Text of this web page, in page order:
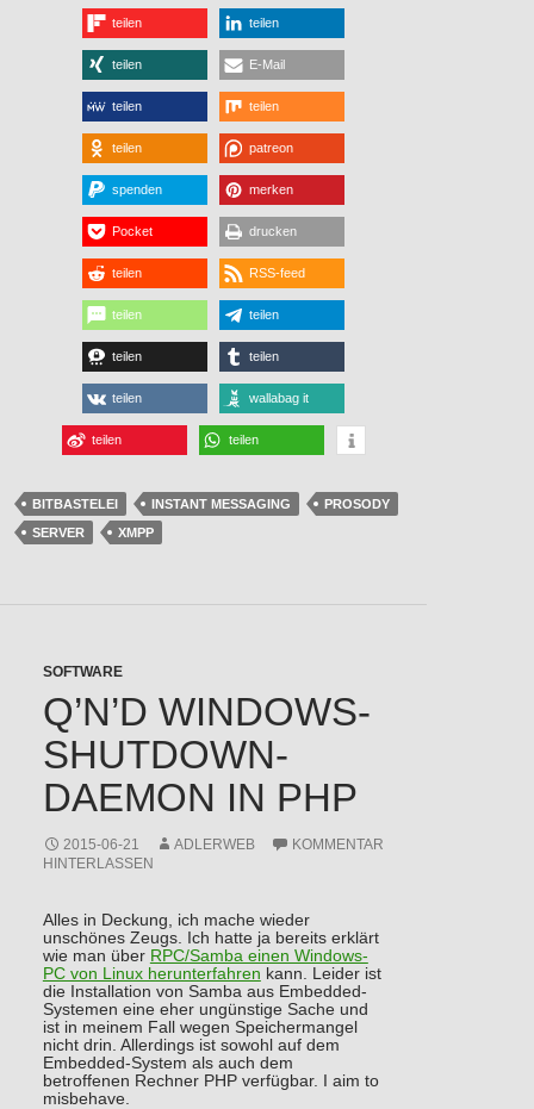
teilen teilen
teilen E-Mail
teilen teilen
teilen patreon
spenden merken
Pocket drucken
teilen RSS-feed
teilen teilen
teilen teilen
teilen wallabag it
teilen teilen
BITBASTELEI INSTANT MESSAGING
PROSODY
SERVER
XMPP
SOFTWARE
Q’N’D WINDOWS-
SHUTDOWN-
DAEMON IN PHP
2015-06-21 ADLERWEB
KOMMENTAR
HINTERLASSEN
Alles in Deckung, ich mache wieder
unschönes Zeugs. Ich hatte ja bereits erklärt
wie man über RPC/Samba einen Windows-
PC von Linux herunterfahren kann. Leider ist
die Installation von Samba aus Embedded-
Systemen eine eher ungünstige Sache und
ist in meinem Fall wegen Speichermangel
nicht drin. Allerdings ist sowohl auf dem
Embedded-System als auch dem
betroffenen Rechner PHP verfügbar. I aim to
misbehave.